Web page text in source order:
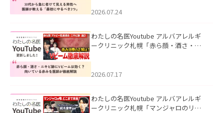
た。
2026.07.24
わたしの名医Youtube アルバアレルギ
ークリニック札幌「赤ら顔・酒さ・ニ
した。
2026.07.17
わたしの名医Youtube アルバアレルギ
ークリニック札幌「マンジャロのリア